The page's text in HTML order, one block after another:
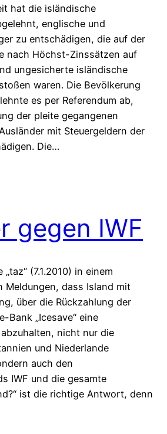
hat die isländische
englische und
zu entschädigen, die auf der
nach Höchst-Zinssätzen auf
ungesicherte isländische
waren. Die Bevölkerung
es per Referendum ab,
der pleite gegangenen
mit Steuergeldern der
Die…
gegen IWF
„taz“ (7.1.2010) in einem
Meldungen, dass Island mit
über die Rückzahlung der
Bank „Icesave“ eine
nicht nur die
und Niederlande
auch den
IWF und die gesamte
ist die richtige Antwort, denn